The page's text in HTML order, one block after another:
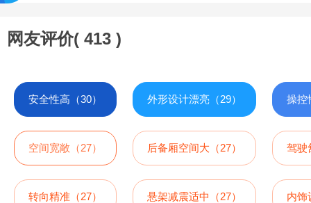
网友评价( 413 )
安全性高（30） 外形设计漂亮（29） 操控
空间宽敞（27） 后备厢空间大（27） 驾驶
转向精准（27） 悬架减震适中（27） 内饰